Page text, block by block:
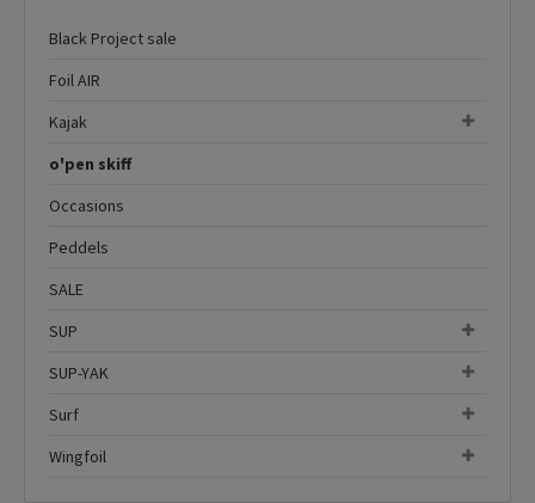
Black Project sale
Foil AIR
Kajak
o'pen skiff
Occasions
Peddels
SALE
SUP
SUP-YAK
Surf
Wingfoil